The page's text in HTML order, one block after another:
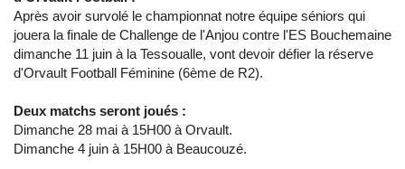
Après avoir survolé le championnat notre équipe séniors qui
jouera la finale de Challenge de l'Anjou contre l'ES Bouchemaine
dimanche 11 juin à la Tessoualle, vont devoir défier la réserve
d'Orvault Football Féminine (6ème de R2).
Deux matchs seront joués :
Dimanche 28 mai à 15H00 à Orvault.
Dimanche 4 juin à 15H00 à Beaucouzé.